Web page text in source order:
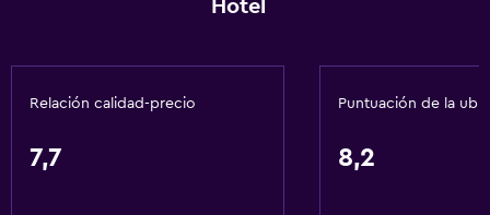
Hotel
Relación calidad-precio
7,7
Puntuación de la
8,2